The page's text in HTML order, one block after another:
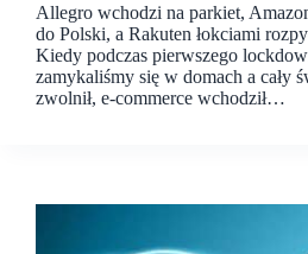
Allegro wchodzi na parkiet,
do Polski, a Rakuten łokciami
Kiedy podczas pierwszego
zamykaliśmy się w domach a cały
zwolnił, e-commerce wchodził…